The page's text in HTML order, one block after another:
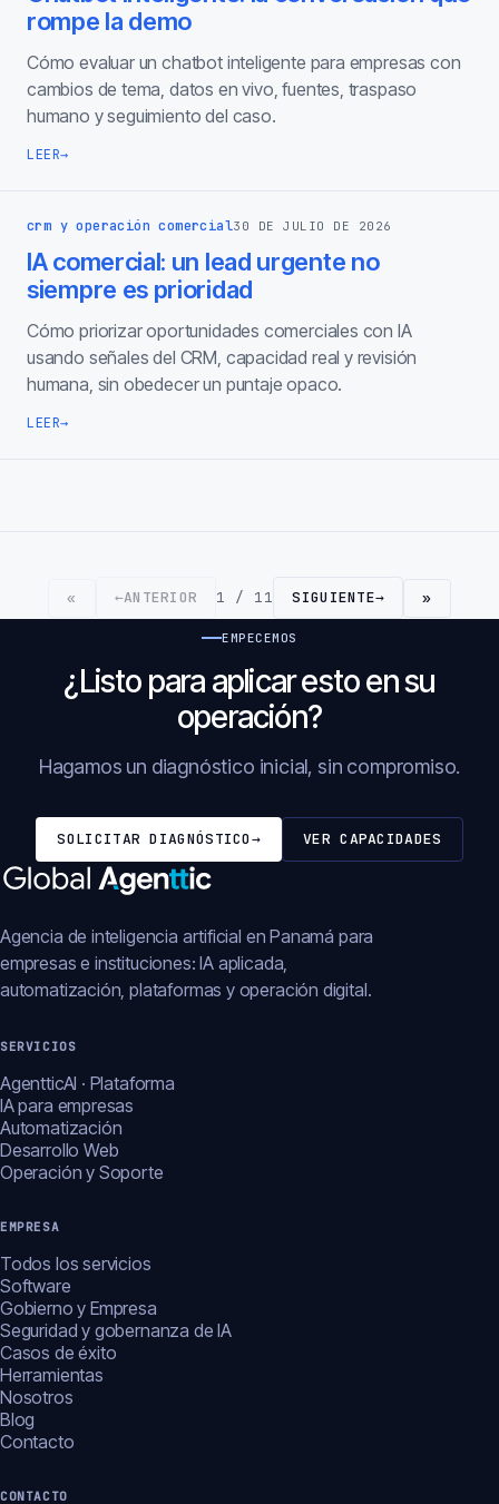
rompe la demo
Cómo evaluar un chatbot inteligente para empresas con
cambios de tema, datos en vivo, fuentes, traspaso
humano y seguimiento del caso.
LEER→
crm y operación comercial30 DE JULIO DE 2026
IA comercial: un lead urgente no
siempre es prioridad
Cómo priorizar oportunidades comerciales con IA
usando señales del CRM, capacidad real y revisión
humana, sin obedecer un puntaje opaco.
LEER→
« ←ANTERIOR 1 / 11 SIGUIENTE→ »
EMPECEMOS
¿Listo para aplicar esto en su
operación?
Hagamos un diagnóstico inicial, sin compromiso.
SOLICITAR DIAGNÓSTICO→ VER CAPACIDADES
Agencia de inteligencia artificial en Panamá para
empresas e instituciones: IA aplicada,
automatización, plataformas y operación digital.
SERVICIOS
AgentticAI · Plataforma
IA para empresas
Automatización
Desarrollo Web
Operación y Soporte
EMPRESA
Todos los servicios
Software
Gobierno y Empresa
Seguridad y gobernanza de IA
Casos de éxito
Herramientas
Nosotros
Blog
Contacto
CONTACTO